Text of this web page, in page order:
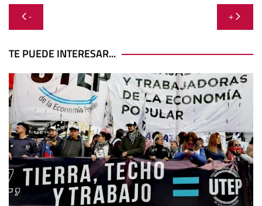
Navegación
de
entradas
- +
TE PUEDE INTERESAR...